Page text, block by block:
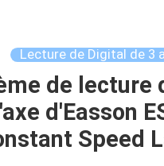
Lecture de Digital de 3
de lecture
d'Easson
Speed